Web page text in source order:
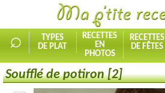
⌕
TYPES
DE PLAT
RECETTES
EN
PHOTOS
RECETTES
DE FÊTES
Soufflé de potiron [2]